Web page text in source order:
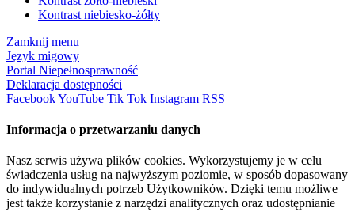
Kontrast niebiesko-żółty
Zamknij menu
Język migowy
Portal Niepełnosprawność
Deklaracja dostępności
FacebookYouTube Tik Tok Instagram RSS
Informacja o przetwarzaniu danych
Nasz serwis używa plików cookies. Wykorzystujemy je w celu
świadczenia usług na najwyższym poziomie, w sposób dopasowany
do indywidualnych potrzeb Użytkowników. Dzięki temu możliwe
jest także korzystanie z narzędzi analitycznych oraz udostępnianie